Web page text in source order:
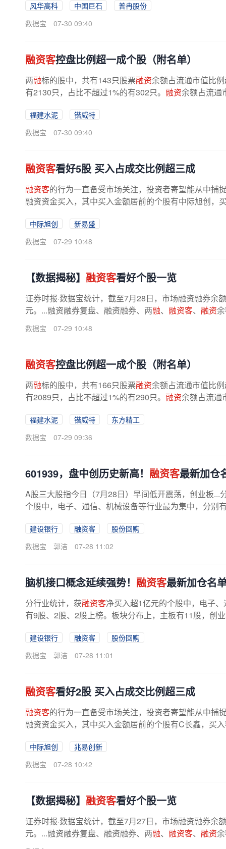
风华高科 中国巨石
普冉股份
数据宝
07-30 09:40
融资客控盘比例超一成个股（附名单）
两融标的股中，共有143只股票融资余额占流通市值比
有2130只，占比不超过1%的有302只。 融资余额占流通
福建水泥
锴威特
数据宝
07-30 09:40
融资客看好5股 买入占成交比例超三成
融资客的行为一直备受市场关注，投资者寄望能从中捕
融资资金买入，其中买入金额居前的个股有中际旭创，
中际旭创
新易盛
数据宝
07-29 10:48
【数据揭秘】 融资客看好个股一览
证券时报·数据宝统计，截至7月28日，市场融资融券
元。...融资融券复盘、融资融券、两融、 融资客、 融资
数据宝 07-29 10:48
融资客控盘比例超一成个股（附名单）
两融标的股中，共有166只股票融资余额占流通市值比
有2089只，占比不超过1%的有290只。 融资余额占流通
福建水泥 锴威特
东方精工
数据宝
07-29 09:36
601939，盘中创历史新高！ 融资客最新加仓
A股三大股指今日（7月28日）早间低开震荡，创业板...
个股中，电子、通信、机械设备等行业最为集中，分别
建设银行 融资客
股份回购
数据宝
郭洁 07-28 11:02
脑机接口概念延续强势！ 融资客最新加仓名
分行业统计，获融资客净买入超1亿元的个股中，电子
有9股、2股、2股上榜。板块分布上，主板有11股，创
建设银行 融资客
股份回购
数据宝
郭洁 07-28 11:01
融资客看好2股 买入占成交比例超三成
融资客的行为一直备受市场关注，投资者寄望能从中捕
融资资金买入，其中买入金额居前的个股有C长鑫，买
中际旭创
兆易创新
数据宝
07-28 10:42
【数据揭秘】 融资客看好个股一览
证券时报·数据宝统计，截至7月27日，市场融资融券
元。...融资融券复盘、融资融券、两融、 融资客、 融资